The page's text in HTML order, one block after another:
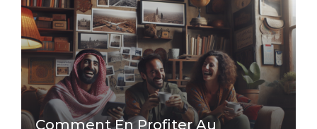
Comment En Profiter Au